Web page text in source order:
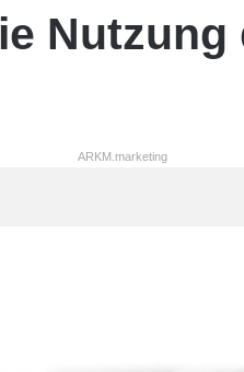
Nutzung
ARKM.marketing